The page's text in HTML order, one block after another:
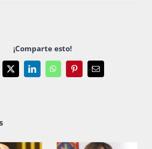
¡Comparte esto!
X LinkedInWhatsAppPinterestEmail